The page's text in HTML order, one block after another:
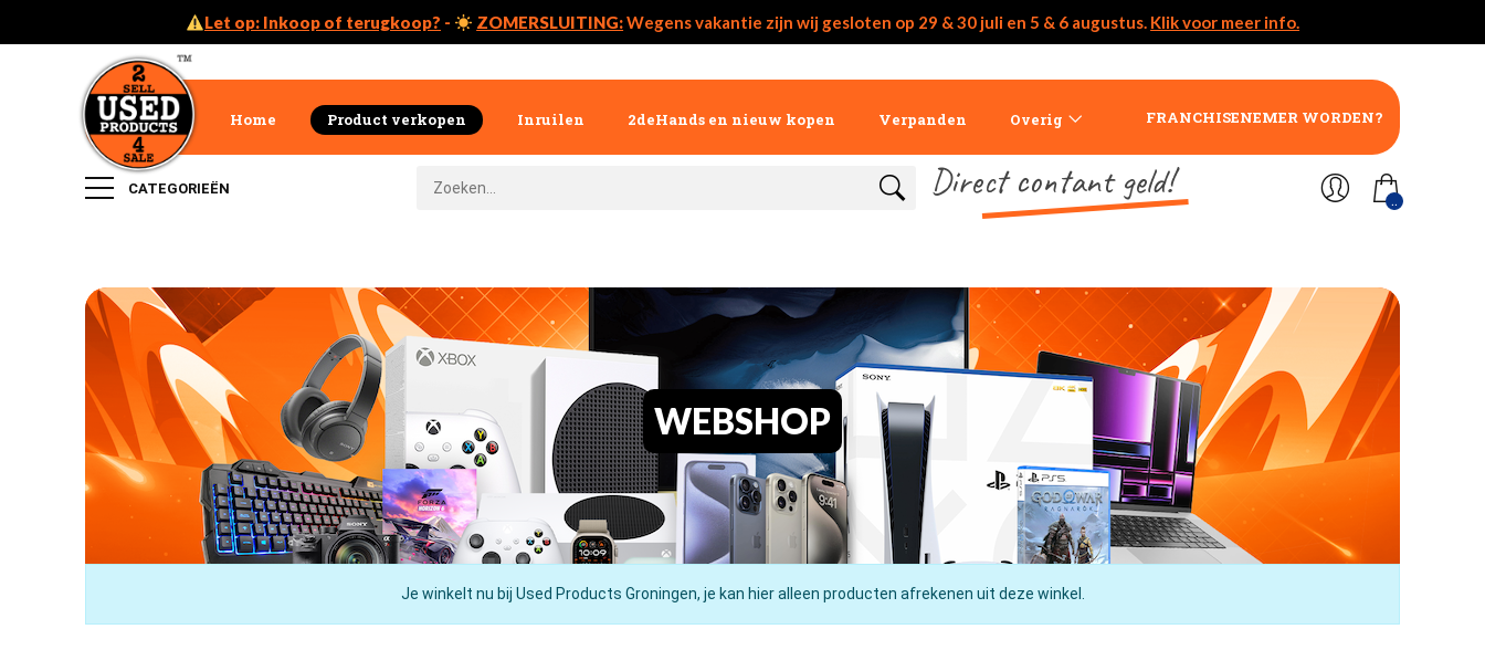
Let op: Inkoop of terugkoop? - ZOMERSLUITING:Wegens vakantie zijn wij gesloten op 29 & 30 juli en 5 & 6 augustus. Klik voor meer info.
Home Product verkopen Inruilen 2deHands en nieuw kopen Verpanden Overig FRANCHISENEMER WORDEN?
CATEGORIEËN Direct contant geld! ..
WEBSHOP
Je winkelt nu bij Used Products Groningen, je kan hier alleen producten afrekenen uit deze winkel.